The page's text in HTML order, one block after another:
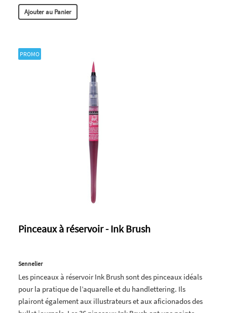
Ajouter au Panier
PROMO
Pinceaux à réservoir - Ink Brush
Sennelier
Les pinceaux à réservoir Ink Brush sont des pinceaux idéals
pour la pratique de l’aquarelle et du handlettering. Ils
plairont également aux illustrateurs et aux aficionados des